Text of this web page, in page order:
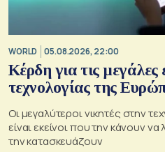
WORLD 05.08.2026, 22:00
Κέρδη για τις μεγάλες
τεχνολογίας της
Οι μεγαλύτεροι νικητές στην
είναι εκείνοι που την κάνουν να
την κατασκευάζουν